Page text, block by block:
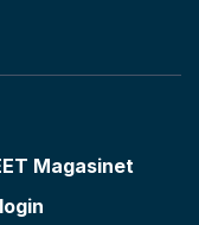
Magasinet